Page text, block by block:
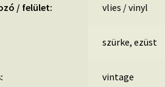
/ felület: vlies / vinyl
szürke, ezüst
vintage